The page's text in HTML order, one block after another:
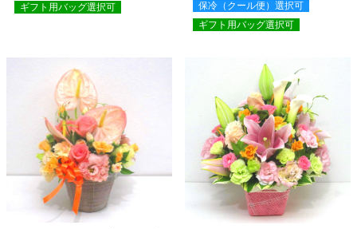
ギフト用バッグ選択可
保冷（クール便）選択可
ギフト用バッグ選択可